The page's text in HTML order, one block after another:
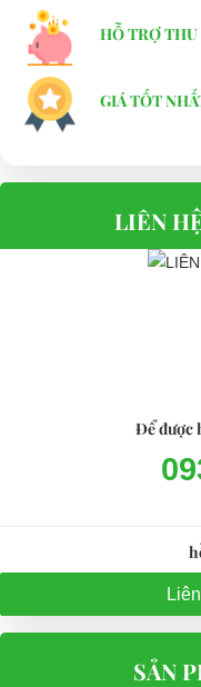
HỖ TRỢ
GIÁ TỐT
LIÊN
Để được
SẢN